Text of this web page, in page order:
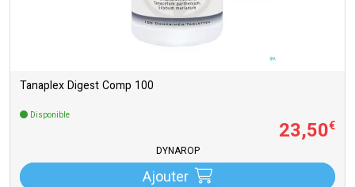
Tanaplex Digest Comp 100
Disponible
23,50€
DYNAROP
Ajouter